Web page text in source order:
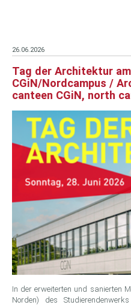
26.06.2026
Tag der Architektur
CGiN/Nordcampus /
canteen CGiN, north
In der erweiterten und sanierten
Norden) des